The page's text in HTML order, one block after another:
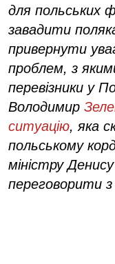
для польських
завадити
привернути
проблем, з
перевізники у
Володимир
ситуацію, яка
польському
міністру
переговорити